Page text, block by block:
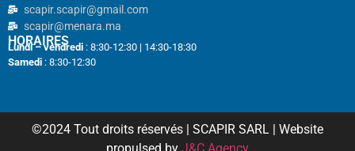
scapir.scapir@gmail.com
scapir@menara.ma
HORAIRES
Lundi – vendredi : 8:30-12:30 | 14:30-18:30
Samedi : 8:30-12:30
©2024 Tout droits réservés | SCAPIR SARL | Website